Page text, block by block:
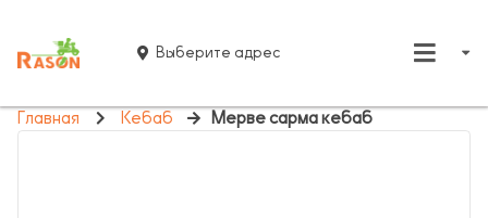
Выберите адрес
Главная Кебаб Мерве сарма кебаб